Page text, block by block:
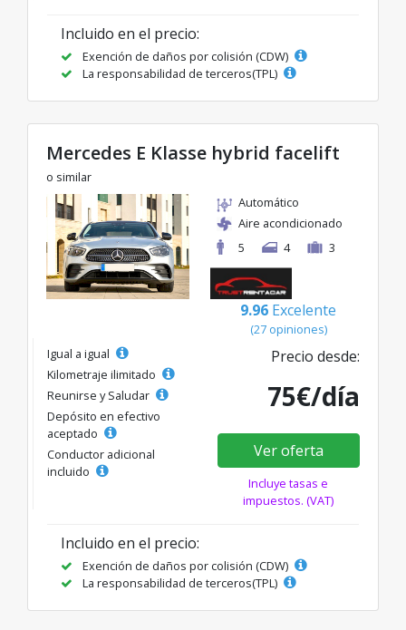
Incluido en el precio:
Exención de daños por colisión (CDW)
La responsabilidad de terceros(TPL)
Mercedes E Klasse hybrid facelift
o similar
Automático
Aire acondicionado
5
4 3
9.96 Excelente
(27 opiniones)
Igual a igual
Kilometraje ilimitado
Reunirse y Saludar
Depósito en efectivo
aceptado
Conductor adicional
incluido
Precio desde:
75€/día
Ver oferta
Incluye tasas e
impuestos. (VAT)
Incluido en el precio:
Exención de daños por colisión (CDW)
La responsabilidad de terceros(TPL)